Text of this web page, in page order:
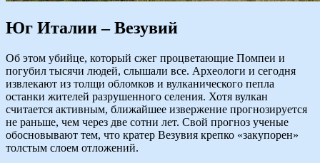
Юг Италии – Везувий
Об этом убийце, который сжег процветающие Помпеи и
погубил тысячи людей, слышали все. Археологи и сегодня
извлекают из толщи обломков и вулканического пепла
останки жителей разрушенного селения. Хотя вулкан
считается активным, ближайшее извержение прогнозируется
не раньше, чем через две сотни лет. Свой прогноз ученые
обосновывают тем, что кратер Везувия крепко «закупорен»
толстым слоем отложений.